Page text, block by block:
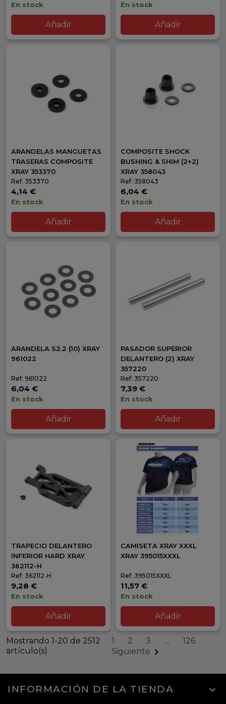
En stock
Añadir
En stock
Añadir
ARANDELAS MANGUETAS
TRASERAS COMPOSITE
XRAY 353370
Ref: 353370
4,14 €
En stock
Añadir
COMPOSITE SHOCK
BUSHING & SHIM (2+2)
XRAY 358043
Ref: 358043
6,04 €
En stock
Añadir
ARANDELA S2.2 (10) XRAY
961022
Ref: 961022
6,04 €
En stock
Añadir
PASADOR SUPERIOR
DELANTERO (2) XRAY
357220
Ref: 357220
7,39 €
En stock
Añadir
TRAPECIO DELANTERO
INFERIOR HARD XRAY
362112-H
Ref: 362112-H
9,28 €
En stock
Añadir
CAMISETA XRAY XXXL
XRAY 395015XXXL
Ref: 395015XXXL
11,57 €
En stock
Añadir
Mostrando 1-20 de 2512
artículo(s)
1 2 3 …
126
Siguiente 
INFORMACIÓN DE LA TIENDA keyboard_arrow_down